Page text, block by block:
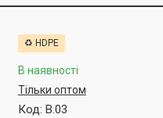
♻️ HDPE
В наявності
Тільки оптом
Код: B.03